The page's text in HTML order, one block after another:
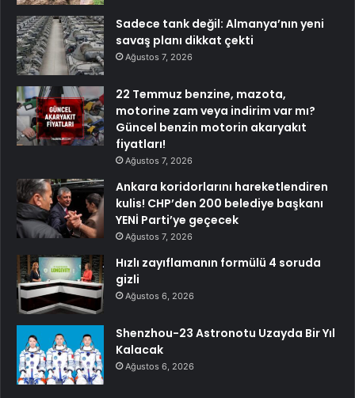
Sadece tank değil: Almanya’nın yeni
savaş planı dikkat çekti
Ağustos 7, 2026
22 Temmuz benzine, mazota,
motorine zam veya indirim var mı?
Güncel benzin motorin akaryakıt
fiyatları!
Ağustos 7, 2026
Ankara koridorlarını hareketlendiren
kulis! CHP’den 200 belediye başkanı
YENİ Parti’ye geçecek
Ağustos 7, 2026
Hızlı zayıflamanın formülü 4 soruda
gizli
Ağustos 6, 2026
Shenzhou-23 Astronotu Uzayda Bir Yıl
Kalacak
Ağustos 6, 2026